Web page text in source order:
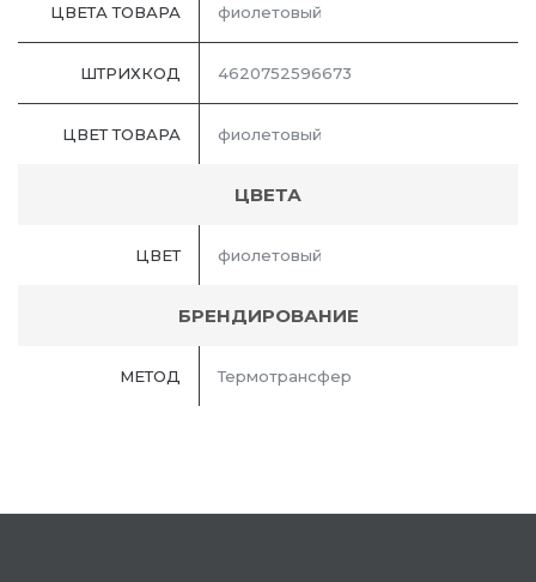
ЦВЕТА ТОВАРА фиолетовый
ШТРИХКОД 4620752596673
ЦВЕТ ТОВАРА фиолетовый
ЦВЕТА
ЦВЕТ фиолетовый
БРЕНДИРОВАНИЕ
МЕТОД Термотрансфер